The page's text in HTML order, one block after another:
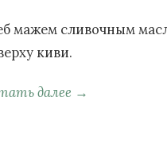
мажем сливочным
киви.
далее →